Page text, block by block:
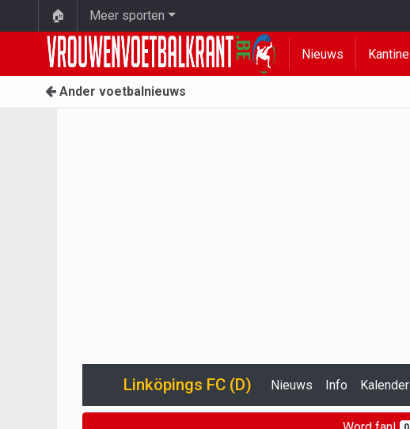
🏠 Meer sporten
Nieuws Kantine
Ander voetbalnieuws
Linköpings FC (D) Nieuws Info Kalender